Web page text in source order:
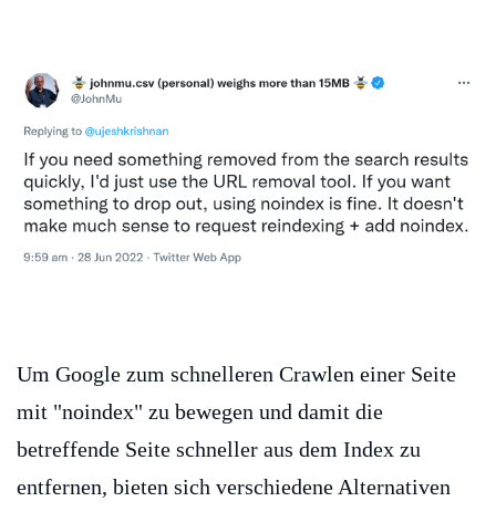
Um Google zum schnelleren Crawlen einer Seite
mit "noindex" zu bewegen und damit die
betreffende Seite schneller aus dem Index zu
entfernen, bieten sich verschiedene Alternativen